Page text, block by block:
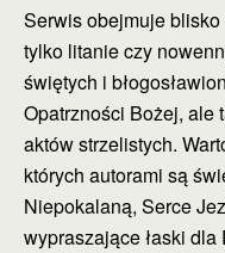
Serwis obejmuje blisko
tylko litanie czy
świętych i
Opatrzności Bożej, ale
aktów strzelistych.
których autorami są
Niepokalaną, Serce
wypraszające łaski dla